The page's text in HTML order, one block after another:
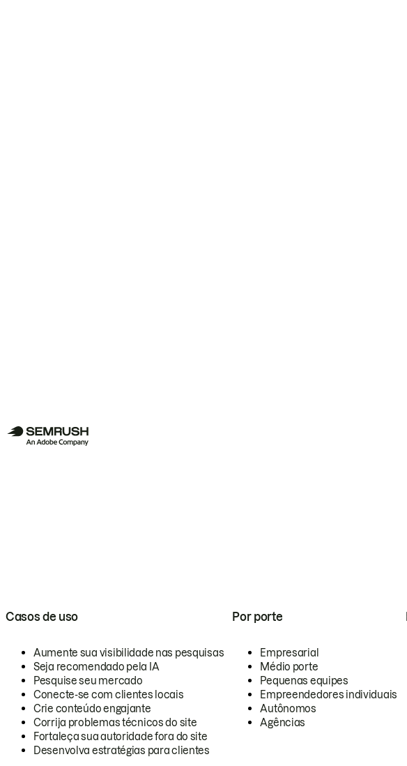
Casos de uso
Aumente sua visibilidade nas pesquisas
Seja recomendado pela IA
Pesquise seu mercado
Conecte-se com clientes locais
Crie conteúdo engajante
Corrija problemas técnicos do site
Fortaleça sua autoridade fora do site
Desenvolva estratégias para clientes
Por porte
Empresarial
Médio porte
Pequenas equipes
Empreendedores individuais
Autônomos
Agências